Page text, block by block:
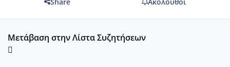
Share Ακόλουθοι
Μετάβαση στην Λίστα Συζητήσεων